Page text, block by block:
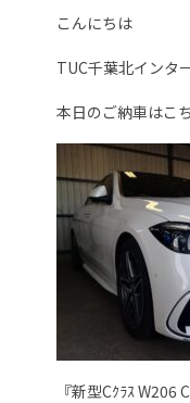
納車blog
会社概要
こんにちは
TUC千葉北インタ
本日のご納車はこ
『新型Cｸﾗｽ W206